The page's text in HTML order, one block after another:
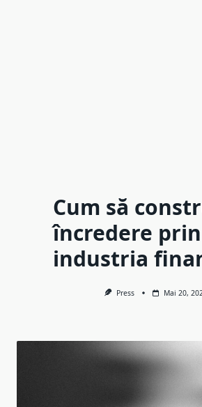
Cum să
încredere prin
industria
Press Mai 20,